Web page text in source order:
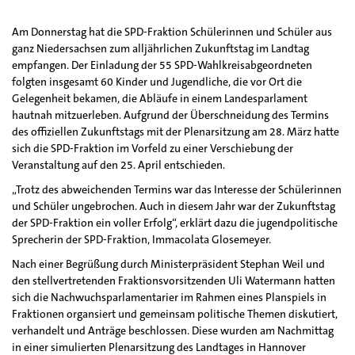
Am Donnerstag hat die SPD-Fraktion Schülerinnen und Schüler aus
ganz Niedersachsen zum alljährlichen Zukunftstag im Landtag
empfangen. Der Einladung der 55 SPD-Wahlkreisabgeordneten
folgten insgesamt 60 Kinder und Jugendliche, die vor Ort die
Gelegenheit bekamen, die Abläufe in einem Landesparlament
hautnah mitzuerleben. Aufgrund der Überschneidung des Termins
des offiziellen Zukunftstags mit der Plenarsitzung am 28. März hatte
sich die SPD-Fraktion im Vorfeld zu einer Verschiebung der
Veranstaltung auf den 25. April entschieden.
„Trotz des abweichenden Termins war das Interesse der Schülerinnen
und Schüler ungebrochen. Auch in diesem Jahr war der Zukunftstag
der SPD-Fraktion ein voller Erfolg“, erklärt dazu die jugendpolitische
Sprecherin der SPD-Fraktion, Immacolata Glosemeyer.
Nach einer Begrüßung durch Ministerpräsident Stephan Weil und
den stellvertretenden Fraktionsvorsitzenden Uli Watermann hatten
sich die Nachwuchsparlamentarier im Rahmen eines Planspiels in
Fraktionen organsiert und gemeinsam politische Themen diskutiert,
verhandelt und Anträge beschlossen. Diese wurden am Nachmittag
in einer simulierten Plenarsitzung des Landtages in Hannover